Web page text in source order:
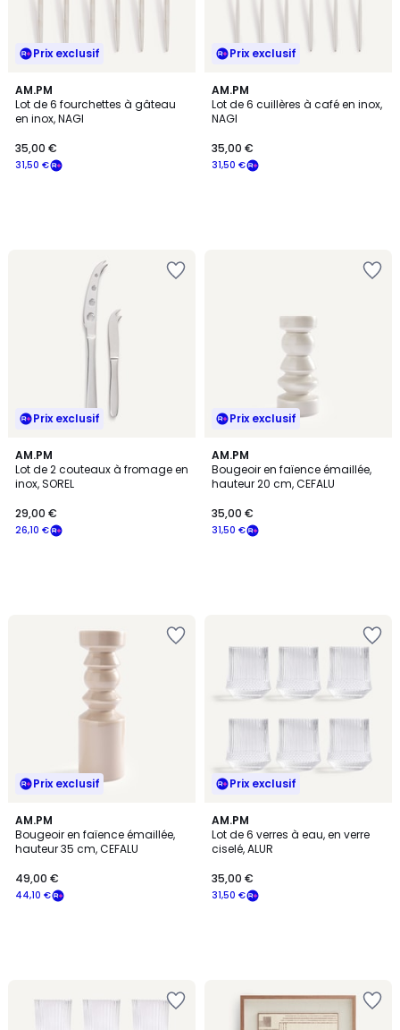
Prix exclusif
AM.PM
Lot de 6 fourchettes à gâteau
en inox, NAGI
31,50 €
35,00 €
Prix exclusif
AM.PM
Lot de 6 cuillères à café en inox,
NAGI
31,50 €
35,00 €
Prix exclusif
AM.PM
Lot de 2 couteaux à fromage en
inox, SOREL
26,10 €
29,00 €
Prix exclusif
AM.PM
Bougeoir en faïence émaillée,
hauteur 20 cm, CEFALU
31,50 €
35,00 €
Prix exclusif
AM.PM
Bougeoir en faïence émaillée,
hauteur 35 cm, CEFALU
44,10 €
49,00 €
Prix exclusif
AM.PM
Lot de 6 verres à eau, en verre
ciselé, ALUR
31,50 €
35,00 €